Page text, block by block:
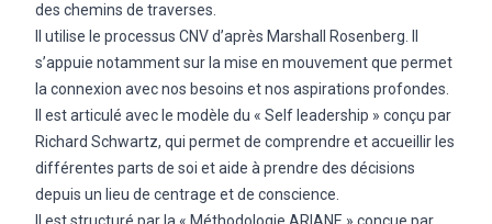
des chemins de traverses.
Il utilise le processus CNV d’après Marshall Rosenberg. Il
s’appuie notamment sur la mise en mouvement que permet
la connexion avec nos besoins et nos aspirations profondes.
Il est articulé avec le modèle du « Self leadership » conçu par
Richard Schwartz, qui permet de comprendre et accueillir les
différentes parts de soi et aide à prendre des décisions
depuis un lieu de centrage et de conscience.